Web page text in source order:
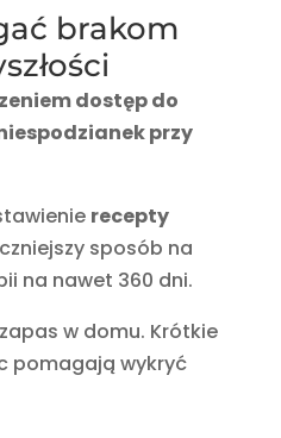
brakom
dostęp do
przy
recepty
sposób na
na nawet 360 dni.
w domu. Krótkie
pomagają wykryć